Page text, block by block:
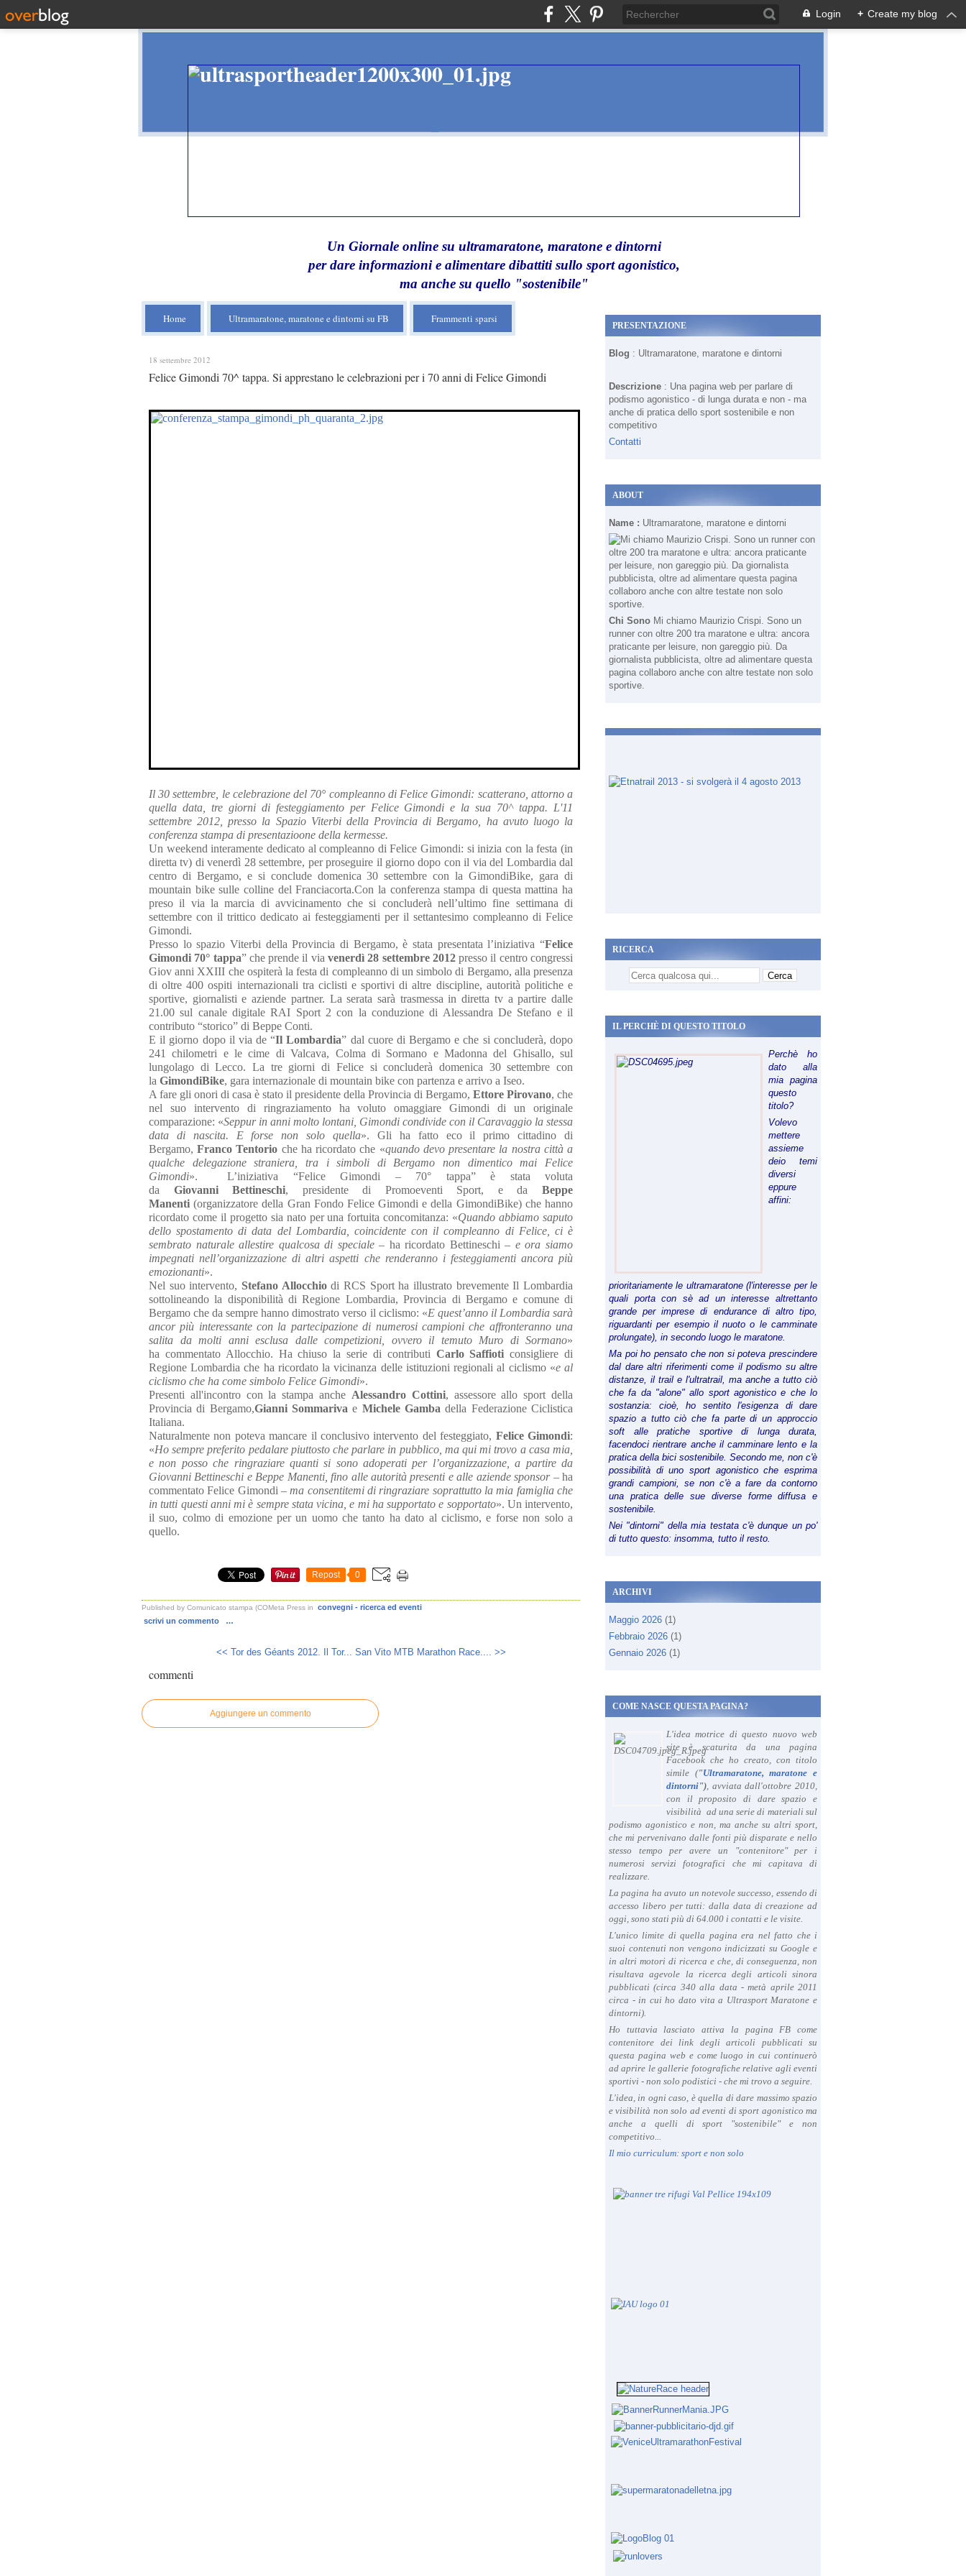
Login + Create my blog
Un Giornale online su ultramaratone, maratone e dintorni
per dare informazioni e alimentare dibattiti sullo sport agonistico,
ma anche su quello "sostenibile"
Home Ultramaratone, maratone e dintorni su FB Frammenti sparsi
18 settembre 2012
Felice Gimondi 70^ tappa. Si apprestano le celebrazioni per i 70 anni di Felice Gimondi
Il 30 settembre, le celebrazione del 70° compleanno di Felice Gimondi: scatterano, attorno a
quella data, tre giorni di festeggiamento per Felice Gimondi e la sua 70^ tappa. L'11
settembre 2012, presso la Spazio Viterbi della Provincia di Bergamo, ha avuto luogo la
conferenza stampa di presentazioone della kermesse.
Un weekend interamente dedicato al compleanno di Felice Gimondi: si inizia con la festa (in
diretta tv) di venerdì 28 settembre, per proseguire il giorno dopo con il via del Lombardia dal
centro di Bergamo, e si conclude domenica 30 settembre con la GimondiBike, gara di
mountain bike sulle colline del Franciacorta.Con la conferenza stampa di questa mattina ha
preso il via la marcia di avvicinamento che si concluderà nell’ultimo fine settimana di
settembre con il trittico dedicato ai festeggiamenti per il settantesimo compleanno di Felice
Gimondi.
Presso lo spazio Viterbi della Provincia di Bergamo, è stata presentata l’iniziativa “Felice
Gimondi 70° tappa” che prende il viavenerdì 28 settembre 2012presso il centro congressi
Giov anni XXIII che ospiterà la festa di compleanno di un simbolo di Bergamo, alla presenza
di oltre 400 ospiti internazionali tra ciclisti e sportivi di altre discipline, autorità politiche e
sportive, giornalisti e aziende partner. La serata sarà trasmessa in diretta tv a partire dalle
21.00 sul canale digitale RAI Sport 2 con la conduzione di Alessandra De Stefano e il
contributo “storico” di Beppe Conti.
E il giorno dopo il via de “Il Lombardia” dal cuore di Bergamo e che si concluderà, dopo
241 chilometri e le cime di Valcava, Colma di Sormano e Madonna del Ghisallo, sul
lungolago di Lecco. La tre giorni di Felice si concluderà domenica 30 settembre con
la GimondiBike, gara internazionale di mountain bike con partenza e arrivo a Iseo.
A fare gli onori di casa è stato il presidente della Provincia di Bergamo, Ettore Pirovano, che
nel suo intervento di ringraziamento ha voluto omaggiare Gimondi di un originale
comparazione: «Seppur in anni molto lontani, Gimondi condivide con il Caravaggio la stessa
data di nascita. E forse non solo quella». Gli ha fatto eco il primo cittadino di
Bergamo,Franco Tentorio che ha ricordato che «quando devo presentare la nostra città a
qualche delegazione straniera, tra i simboli di Bergamo non dimentico mai Felice
Gimondi». L’iniziativa “Felice Gimondi – 70° tappa” è stata voluta
da Giovanni Bettineschi, presidente di Promoeventi Sport, e daBeppe
Manenti(organizzatore della Gran Fondo Felice Gimondi e della GimondiBike) che hanno
ricordato come il progetto sia nato per una fortuita concomitanza: «Quando abbiamo saputo
dello spostamento di data del Lombardia, coincidente con il compleanno di Felice, ci è
sembrato naturale allestire qualcosa di speciale– ha ricordato Bettineschi – e ora siamo
impegnati nell’organizzazione di altri aspetti che renderanno i festeggiamenti ancora più
emozionanti».
Nel suo intervento, Stefano Allocchiodi RCS Sport ha illustrato brevemente Il Lombardia
sottolineando la disponibilità di Regione Lombardia, Provincia di Bergamo e comune di
Bergamo che da sempre hanno dimostrato verso il ciclismo: «E quest’anno il Lombardia sarà
ancor più interessante con la partecipazione di numerosi campioni che affronteranno una
salita da molti anni esclusa dalle competizioni, ovvero il temuto Muro di Sormano»
ha commentato Allocchio. Ha chiuso la serie di contributi Carlo Saffioti consigliere di
Regione Lombardia che ha ricordato la vicinanza delle istituzioni regionali al ciclismo «e al
ciclismo che ha come simbolo Felice Gimondi».
Presenti all'incontro con la stampa anche Alessandro Cottini, assessore allo sport della
Provincia di Bergamo,Gianni Sommariva e Michele Gamba della Federazione Ciclistica
Italiana.
Naturalmente non poteva mancare il conclusivo intervento del festeggiato, Felice Gimondi:
«Ho sempre preferito pedalare piuttosto che parlare in pubblico, ma qui mi trovo a casa mia,
e non posso che ringraziare quanti si sono adoperati per l’organizzazione, a partire da
Giovanni Bettineschi e Beppe Manenti, fino alle autorità presenti e alle aziende sponsor– ha
commentato Felice Gimondi –ma consentitemi di ringraziare soprattutto la mia famiglia che
in tutti questi anni mi è sempre stata vicina, e mi ha supportato e sopportato». Un intervento,
il suo, colmo di emozione per un uomo che tanto ha dato al ciclismo, e forse non solo a
quello.
Repost 0
Published by Comunicato stampa (COMeta Press in
convegni - ricerca ed eventi
scrivi un commento
…
<< Tor des Géants 2012. Il Tor... San Vito MTB Marathon Race.... >>
commenti
Aggiungere un commento
PRESENTAZIONE
Blog : Ultramaratone, maratone e dintorni
Descrizione : Una pagina web per parlare di
podismo agonistico - di lunga durata e non - ma
anche di pratica dello sport sostenibile e non
competitivo
Contatti
ABOUT
Name : Ultramaratone, maratone e dintorni
Chi Sono Mi chiamo Maurizio Crispi. Sono un
runner con oltre 200 tra maratone e ultra: ancora
praticante per leisure, non gareggio più. Da
giornalista pubblicista, oltre ad alimentare questa
pagina collaboro anche con altre testate non solo
sportive.
RICERCA
IL PERCHÈ DI QUESTO TITOLO
Perchè ho
dato alla
mia pagina
questo
titolo?
Volevo
mettere
assieme
deio temi
diversi
eppure
affini:
prioritariamente le ultramaratone (l'interesse per le
quali porta con sè ad un interesse altrettanto
grande per imprese di endurance di altro tipo,
riguardanti per esempio il nuoto o le camminate
prolungate), in secondo luogo le maratone.
Ma poi ho pensato che non si poteva prescindere
dal dare altri riferimenti come il podismo su altre
distanze, il trail e l'ultratrail, ma anche a tutto ciò
che fa da "alone" allo sport agonistico e che lo
sostanzia: cioè, ho sentito l'esigenza di dare
spazio a tutto ciò che fa parte di un approccio
soft alle pratiche sportive di lunga durata,
facendoci rientrare anche il camminare lento e la
pratica della bici sostenibile. Secondo me, non c'è
possibilità di uno sport agonistico che esprima
grandi campioni, se non c'è a fare da contorno
una pratica delle sue diverse forme diffusa e
sostenibile.
Nei "dintorni" della mia testata c'è dunque un po'
di tutto questo: insomma, tutto il resto.
ARCHIVI
Maggio 2026 (1)
Febbraio 2026 (1)
Gennaio 2026 (1)
COME NASCE QUESTA PAGINA?
L'idea motrice di questo nuovo web
site è scaturita da una pagina
Facebook che ho creato, con titolo
simile ("Ultramaratone, maratone e
dintorni"), avviata dall'ottobre 2010,
con il proposito di dare spazio e
visibilità ad una serie di materiali sul
podismo agonistico e non, ma anche su altri sport,
che mi pervenivano dalle fonti più disparate e nello
stesso tempo per avere un "contenitore" per i
numerosi servizi fotografici che mi capitava di
realizzare.
La pagina ha avuto un notevole successo, essendo di
accesso libero per tutti: dalla data di creazione ad
oggi, sono stati più di 64.000 i contatti e le visite.
L'unico limite di quella pagina era nel fatto che i
suoi contenuti non vengono indicizzati su Google e
in altri motori di ricerca e che, di conseguenza, non
risultava agevole la ricerca degli articoli sinora
pubblicati (circa 340 alla data - metà aprile 2011
circa - in cui ho dato vita a Ultrasport Maratone e
dintorni).
Ho tuttavia lasciato attiva la pagina FB come
contenitore dei link degli articoli pubblicati su
questa pagina web e come luogo in cui continuerò
ad aprire le gallerie fotografiche relative agli eventi
sportivi - non solo podistici - che mi trovo a seguire.
L'idea, in ogni caso, è quella di dare massimo spazio
e visibilità non solo ad eventi di sport agonistico ma
anche a quelli di sport "sostenibile" e non
competitivo...
Il mio curriculum: sport e non solo